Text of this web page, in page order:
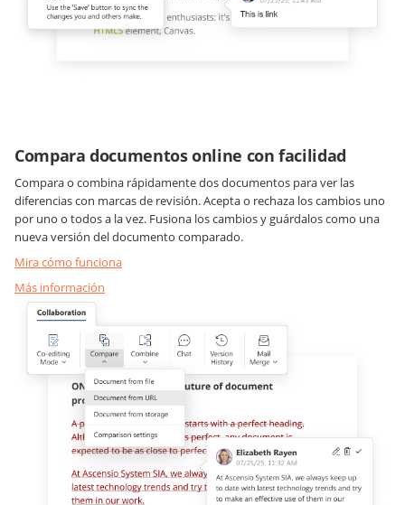
Compara documentos online con facilidad
Compara o combina rápidamente dos documentos para ver las
diferencias con marcas de revisión. Acepta o rechaza los cambios uno
por uno o todos a la vez. Fusiona los cambios y guárdalos como una
nueva versión del documento comparado.
Mira cómo funciona
Más información